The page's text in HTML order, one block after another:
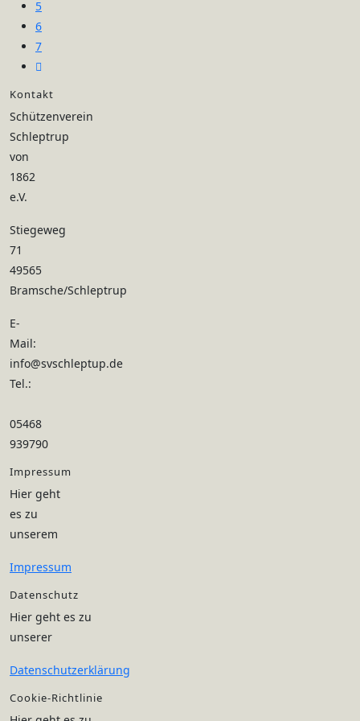
5
6
7
Zur
Kontakt
Schützenverein
Schleptrup
von
1862
e.V.
Stiegeweg
71
49565
Bramsche/Schleptrup
E-
Mail:
info@svschleptup.de
Tel.:
05468
939790
Impressum
Hier geht
es zu
unserem
Impressum
Datenschutz
Hier geht es zu
unserer
Datenschutzerklärung
Cookie-Richtlinie